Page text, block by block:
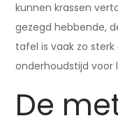
kunnen krassen
gezegd hebbende,
tafel is vaak zo
onderhoudstijd voor
De